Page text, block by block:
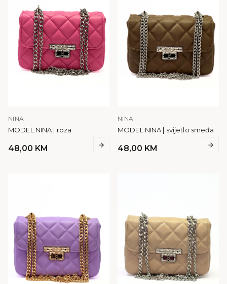
NINA
MODEL NINA | roza
48,00 KM
NINA
MODEL NINA | svijetlo smeđa
48,00 KM